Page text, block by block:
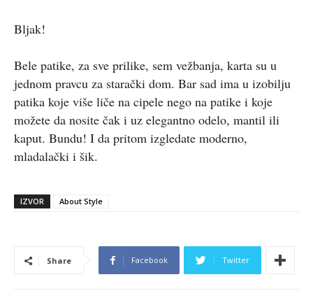
Bljak!
Bele patike, za sve prilike, sem vežbanja, karta su u
jednom pravcu za starački dom. Bar sad ima u izobilju
patika koje više liče na cipele nego na patike i koje
možete da nosite čak i uz elegantno odelo, mantil ili
kaput. Bundu! I da pritom izgledate moderno,
mladalački i šik.
IZVOR About Style
Share Facebook Twitter